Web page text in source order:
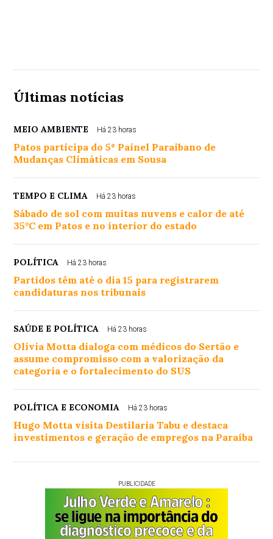
Últimas notícias
MEIO AMBIENTE Há 23 horas
Patos participa do 5º Painel Paraibano de
Mudanças Climáticas em Sousa
TEMPO E CLIMA Há 23 horas
Sábado de sol com muitas nuvens e calor de até
35°C em Patos e no interior do estado
POLÍTICA Há 23 horas
Partidos têm até o dia 15 para registrarem
candidaturas nos tribunais
SAÚDE E POLÍTICA Há 23 horas
Olívia Motta dialoga com médicos do Sertão e
assume compromisso com a valorização da
categoria e o fortalecimento do SUS
POLÍTICA E ECONOMIA Há 23 horas
Hugo Motta visita Destilaria Tabu e destaca
investimentos e geração de empregos na Paraíba
PUBLICIDADE